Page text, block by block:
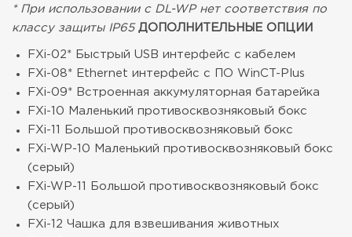
* При использовании с DL-WP нет соответствия по
классу защиты IP65 ДОПОЛНИТЕЛЬНЫЕ ОПЦИИ
FXi-02* Быстрый USB интерфейс с кабелем
FXi-08* Ethernet интерфейс с ПО WinCT-Plus
FXi-09* Встроенная аккумуляторная батарейка
FXi-10 Маленький противосквозняковый бокс
FXi-11 Большой противосквозняковый бокс
FXi-WP-10 Маленький противосквозняковый бокс
(серый)
FXi-WP-11 Большой противосквозняковый бокс
(серый)
FXi-12 Чашка для взвешивания животных